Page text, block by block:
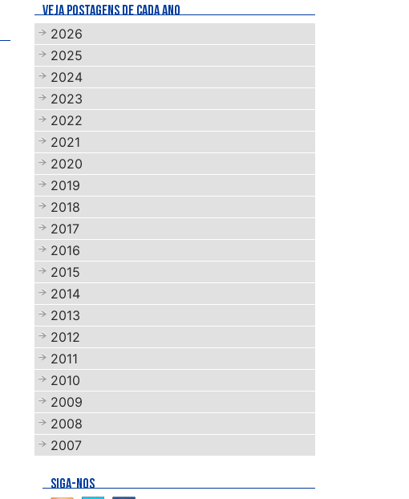
VEJA POSTAGENS DE CADA ANO
2026
2025
2024
2023
2022
2021
2020
2019
2018
2017
2016
2015
2014
2013
2012
2011
2010
2009
2008
2007
SIGA-NOS